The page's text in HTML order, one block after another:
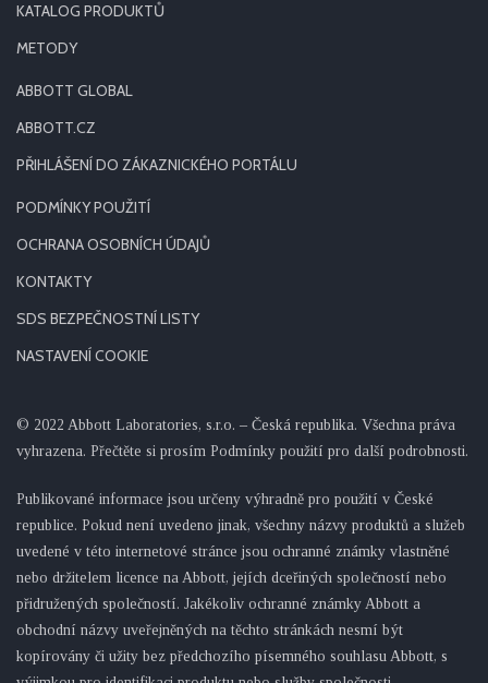
KATALOG PRODUKTŮ
METODY
ABBOTT GLOBAL
ABBOTT.CZ
PŘIHLÁŠENÍ DO ZÁKAZNICKÉHO PORTÁLU
PODMÍNKY POUŽITÍ
OCHRANA OSOBNÍCH ÚDAJŮ
KONTAKTY
SDS BEZPEČNOSTNÍ LISTY
NASTAVENÍ COOKIE
© 2022 Abbott Laboratories, s.r.o. – Česká republika. Všechna práva
vyhrazena. Přečtěte si prosím Podmínky použití pro další podrobnosti.
Publikované informace jsou určeny výhradně pro použití v České
republice. Pokud není uvedeno jinak, všechny názvy produktů a služeb
uvedené v této internetové stránce jsou ochranné známky vlastněné
nebo držitelem licence na Abbott, jejích dceřiných společností nebo
přidružených společností. Jakékoliv ochranné známky Abbott a
obchodní názvy uveřejněných na těchto stránkách nesmí být
kopírovány či užity bez předchozího písemného souhlasu Abbott, s